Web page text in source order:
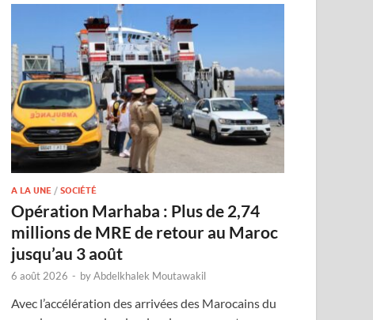
A LA UNE /SOCIÉTÉ
Opération Marhaba : Plus de 2,74
millions de MRE de retour au Maroc
jusqu’au 3 août
6 août 2026 - byAbdelkhalek Moutawakil
Avec l’accélération des arrivées des Marocains du